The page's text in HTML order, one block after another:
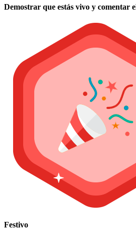
Demostrar que estás vivo y comentar
Festivo